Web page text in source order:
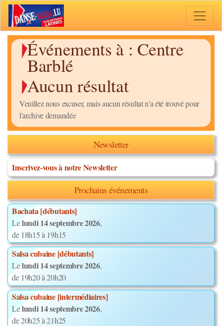
Événements à : Centre
Barblé
Aucun résultat
Veuillez nous excuser, mais aucun résultat n'a été trouvé pour
l'archive demandée
Newsletter
Inscrivez-vous à notre Newsletter
Prochains événements
Bachata [débutants]
Lelundi 14 septembre 2026,
de 18h15 à 19h15
Salsa cubaine [débutants]
Lelundi 14 septembre 2026,
de 19h20 à 20h20
Salsa cubaine [intermédiaires]
Lelundi 14 septembre 2026,
de 20h25 à 21h25